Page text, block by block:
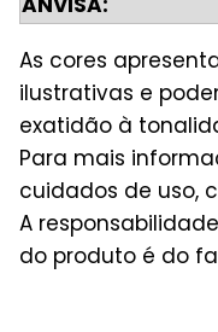
As cores
ilustrativas e
exatidão à
Para mais
cuidados de uso,
A
do produto é do